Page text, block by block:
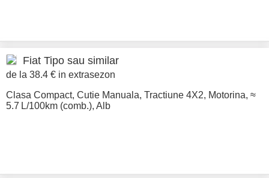
Fiat Tipo sau similar
de la 38.4 € in extrasezon
Clasa Compact, Cutie Manuala, Tractiune 4X2, Motorina, ≈
5.7 L/100km (comb.), Alb